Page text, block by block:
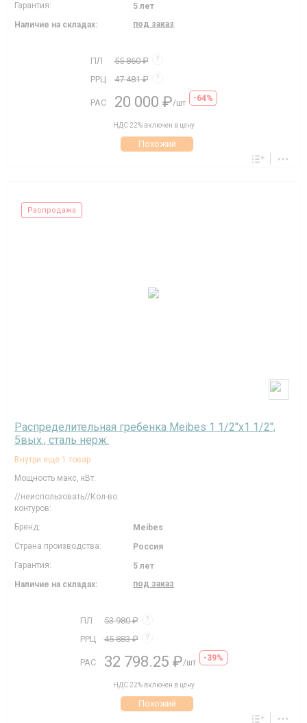
Гарантия:
5 лет
Наличие на складах:
под заказ
ПЛ 55 860 ₽ ?
РРЦ 47 481 ₽ ?
РАС 20 000 ₽/шт -64%
НДС 22% включен в цену
Похожий
Распродажа
Распределительная гребенка Meibes 1 1/2"х1 1/2",
5вых., сталь нерж.
Внутри еще 1 товар
Мощность макс, кВт:
//неиспользовать//Кол-во
контуров:
Бренд:
Meibes
Страна производства:
Россия
Гарантия:
5 лет
Наличие на складах:
под заказ
ПЛ 53 980 ₽ ?
РРЦ 45 883 ₽ ?
РАС 32 798.25 ₽/шт -39%
НДС 22% включен в цену
Похожий